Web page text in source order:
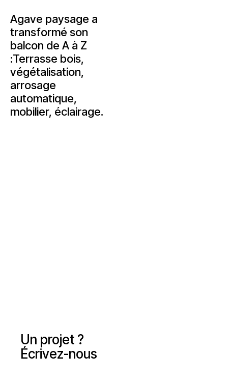
Agave paysage a
transformé son
balcon de A à Z
:Terrasse bois,
végétalisation,
arrosage
automatique,
mobilier, éclairage.
Un projet ?
Écrivez-nous